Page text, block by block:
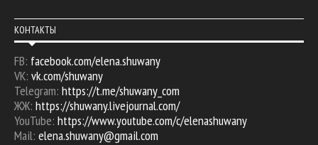
КОНТАКТЫ
FB: facebook.com/elena.shuwany
VK: vk.com/shuwany
Telegram: https://t.me/shuwany_com
ЖЖ: https://shuwany.livejournal.com/
YouTube: https://www.youtube.com/c/elenashuwany
Mail: elena.shuwany@gmail.com